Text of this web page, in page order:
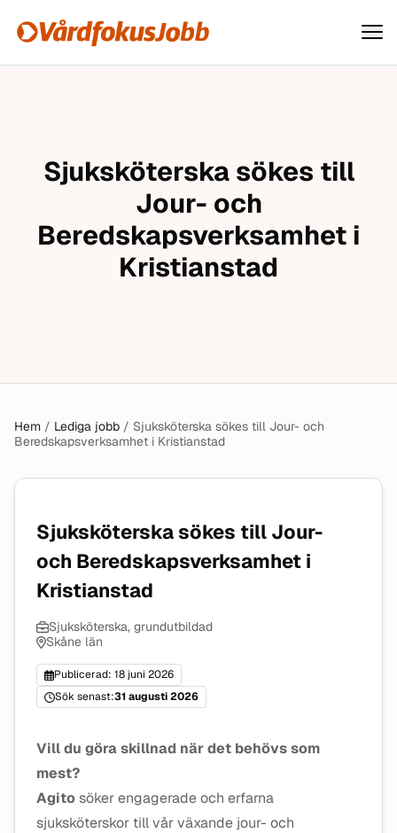
Hoppa till innehåll
Vårdfokusjobb
Sjuksköterska sökes till
Jour- och
Beredskapsverksamhet i
Kristianstad
Hem / Lediga jobb / Sjuksköterska sökes till Jour- och
Beredskapsverksamhet i Kristianstad
Sjuksköterska sökes till Jour-
och Beredskapsverksamhet i
Kristianstad
Sjuksköterska, grundutbildad
Skåne län
Publicerad: 18 juni 2026
Sök senast:31 augusti 2026
Vill du göra skillnad när det behövs som
mest?
Agitosöker engagerade och erfarna
sjuksköterskor till vår växande jour- och